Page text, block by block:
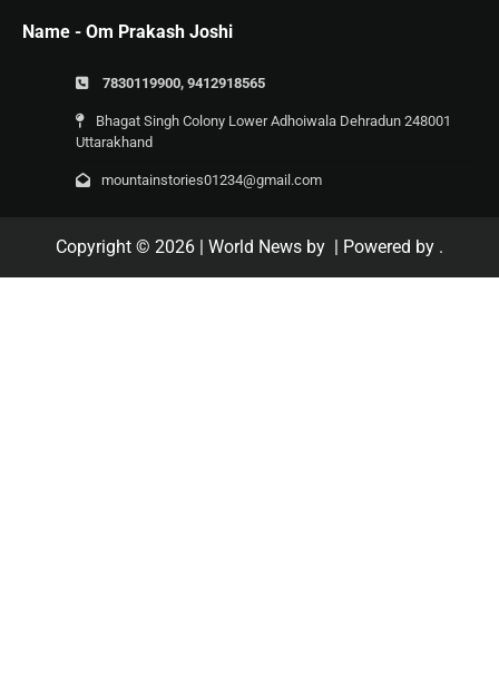
Name - Om Prakash Joshi
7830119900, 9412918565
Bhagat Singh Colony Lower Adhoiwala Dehradun 248001
Uttarakhand
mountainstories01234@gmail.com
Copyright © 2026 | World News by | Powered by .